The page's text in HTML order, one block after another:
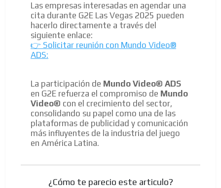
Las empresas interesadas en agendar una
cita durante G2E Las Vegas 2025 pueden
hacerlo directamente a través del
siguiente enlace:
👉 Solicitar reunión con Mundo Video®
ADS:
La participación de Mundo Video® ADS
en G2E refuerza el compromiso de Mundo
Video® con el crecimiento del sector,
consolidando su papel como una de las
plataformas de publicidad y comunicación
más influyentes de la industria del juego
en América Latina.
¿Cómo te parecio este articulo?